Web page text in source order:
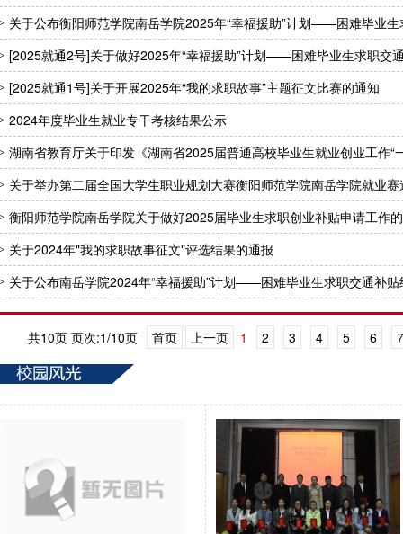
关于公布衡阳师范学院南岳学院2025年“幸福援助”计划——困难毕业
[2025就通2号]关于做好2025年“幸福援助”计划——困难毕业生求职交
[2025就通1号]关于开展2025年“我的求职故事”主题征文比赛的通知
2024年度毕业生就业专干考核结果公示
湖南省教育厅关于印发《湖南省2025届普通高校毕业生就业创业工作“
关于举办第二届全国大学生职业规划大赛衡阳师范学院南岳学院就业
衡阳师范学院南岳学院关于做好2025届毕业生求职创业补贴申请工作
关于2024年"我的求职故事征文"评选结果的通报
关于公布南岳学院2024年“幸福援助”计划——困难毕业生求职交通补贴
共10页 页次:1/10页 首页 上一页 1 2 3 4 5 6 7